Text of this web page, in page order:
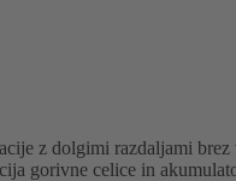
z dolgimi razdaljami
gorivne celice in